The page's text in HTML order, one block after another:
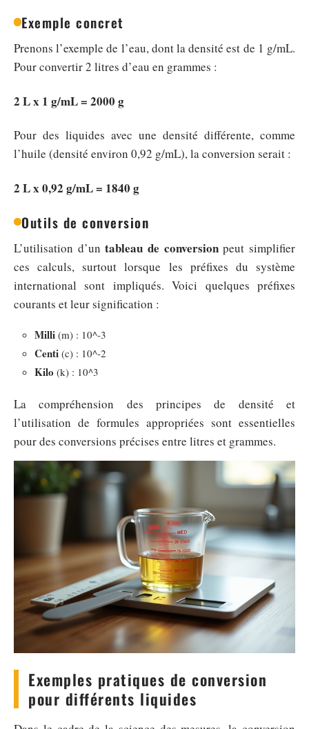
Exemple concret
Prenons l’exemple de l’eau, dont la densité est de 1 g/mL.
Pour convertir 2 litres d’eau en grammes :
2 L x 1 g/mL = 2000 g
Pour des liquides avec une densité différente, comme
l’huile (densité environ 0,92 g/mL), la conversion serait :
2 L x 0,92 g/mL = 1840 g
Outils de conversion
L’utilisation d’untableau de conversionpeut simplifier
ces calculs, surtout lorsque les préfixes du système
international sont impliqués. Voici quelques préfixes
courants et leur signification :
Milli (m) : 10^-3
Centi (c) : 10^-2
Kilo (k) : 10^3
La compréhension des principes de densité et
l’utilisation de formules appropriées sont essentielles
pour des conversions précises entre litres et grammes.
Exemples pratiques de conversion
pour différents liquides